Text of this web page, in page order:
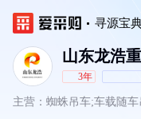
寻源宝
山东龙浩
3年
主营：蜘蛛吊车;车载随